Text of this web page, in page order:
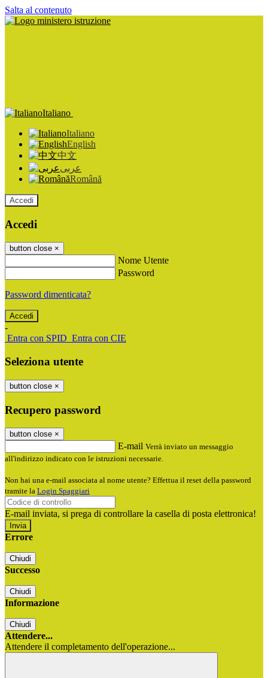
Salta al contenuto
Italiano
Italiano
English
中文
عربى
Română
Accedi
Accedi
button close ×
Nome Utente
Password
Password dimenticata?
-
Entra con SPID Entra con CIE
Seleziona utente
button close ×
Recupero password
button close ×
E-mail Verrà inviato un messaggio
all'indirizzo indicato con le istruzioni necessarie.
Non hai una e-mail associata al nome utente? Effettua il reset della password
tramite la Login Spaggiari
E-mail inviata, si prega di controllare la casella di posta elettronica!
Errore
Chiudi
Successo
Chiudi
Informazione
Chiudi
Attendere...
Attendere il completamento dell'operazione...